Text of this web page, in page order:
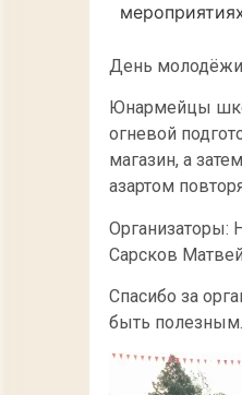
День молодёжи
Юнармейцы
огневой
магазин, а
азартом
Организаторы:
Сарсков
Спасибо за
быть полезным.